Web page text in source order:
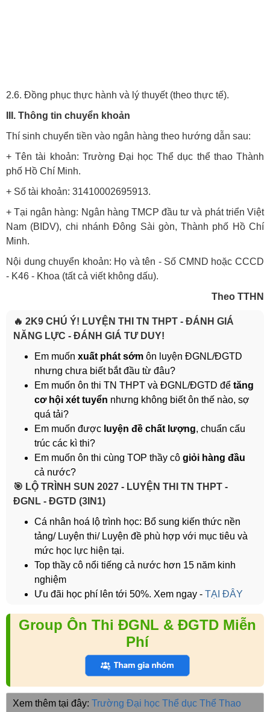
2.6. Đồng phục thực hành và lý thuyết (theo thực tế).
III. Thông tin chuyển khoản
Thí sinh chuyển tiền vào ngân hàng theo hướng dẫn sau:
+ Tên tài khoản: Trường Đại học Thể dục thể thao Thành
phố Hồ Chí Minh.
+ Số tài khoản: 31410002695913.
+ Tại ngân hàng: Ngân hàng TMCP đầu tư và phát triển Việt
Nam (BIDV), chi nhánh Đông Sài gòn, Thành phố Hồ Chí
Minh.
Nội dung chuyển khoản: Họ và tên - Số CMND hoặc CCCD
- K46 - Khoa (tất cả viết không dấu).
Theo TTHN
🔥 2K9 CHÚ Ý! LUYỆN THI TN THPT - ĐÁNH GIÁ
NĂNG LỰC - ĐÁNH GIÁ TƯ DUY!
Em muốn xuất phát sớm ôn luyện ĐGNL/ĐGTD
nhưng chưa biết bắt đầu từ đâu?
Em muốn ôn thi TN THPT và ĐGNL/ĐGTD để tăng
cơ hội xét tuyển nhưng không biết ôn thế nào, sợ
quá tải?
Em muốn được luyện đề chất lượng, chuẩn cấu
trúc các kì thi?
Em muốn ôn thi cùng TOP thầy cô giỏi hàng đầu
cả nước?
️🎯 LỘ TRÌNH SUN 2027 - LUYỆN THI TN THPT -
ĐGNL - ĐGTD (3IN1)
Cá nhân hoá lộ trình học: Bổ sung kiến thức nền
tảng/ Luyện thi/ Luyện đề phù hợp với mục tiêu và
mức học lực hiện tại.
Top thầy cô nổi tiếng cả nước hơn 15 năm kinh
nghiệm
Ưu đãi học phí lên tới 50%. Xem ngay - TẠI ĐÂY
Group Ôn Thi ĐGNL & ĐGTD Miễn
Phí
Xem thêm tại đây: Trường Đại học Thể dục Thể Thao